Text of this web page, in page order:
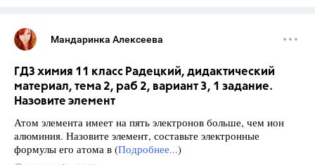
Мандаринка Алексеева
ГДЗ химия 11 класс Радецкий, дидактический
материал, тема 2, раб 2, вариант 3, 1 задание.
Назовите элемент
Атом элемента имеет на пять электронов больше, чем ион
алюминия. Назовите элемент, составьте электронные
формулы его атома в (Подробнее...)